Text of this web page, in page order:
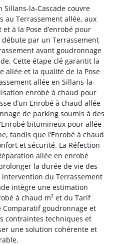
Sillans-la-Cascade couvre
au Terrassement allée, aux
à la Pose d’enrobé pour
par un Terrassement
avant goudronnage
Cette étape clé garantit la
allée et la qualité de la Pose
allée en Sillans-la-
enrobé à chaud pour
d’un Enrobé à chaud allée
de parking soumis à des
bitumineux pour allée
tandis que l’Enrobé à chaud
et sécurité. La Réfection
allée en enrobé
la durée de vie des
du Terrassement
intègre une estimation
à chaud m² et du Tarif
goudronnage et
contraintes techniques et
une solution cohérente et